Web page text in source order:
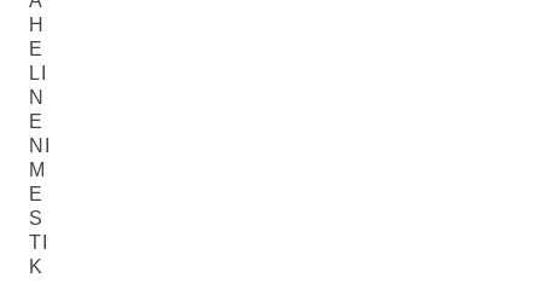
H
E
LI
N
E
NI
M
E
S
TI
K